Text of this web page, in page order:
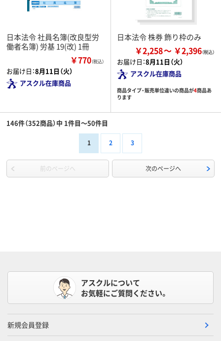
日本法令 社員名簿(改良型労
働者名簿) 労基 19(改) 1冊
￥770（税込）
お届け日：8月11日（火）
アスクル在庫商品
日本法令 株券 飾り枠のみ
￥2,258 ￥2,396
お届け日：8月11日（火）
アスクル在庫商品
商品タイプ・販売単位違いの商品が4商品あ
ります
146件（352商品）中 1件目～50件目
1 2 3
前のページへ 次のページへ
アスクルについて
お気軽にご質問ください。
新規会員登録